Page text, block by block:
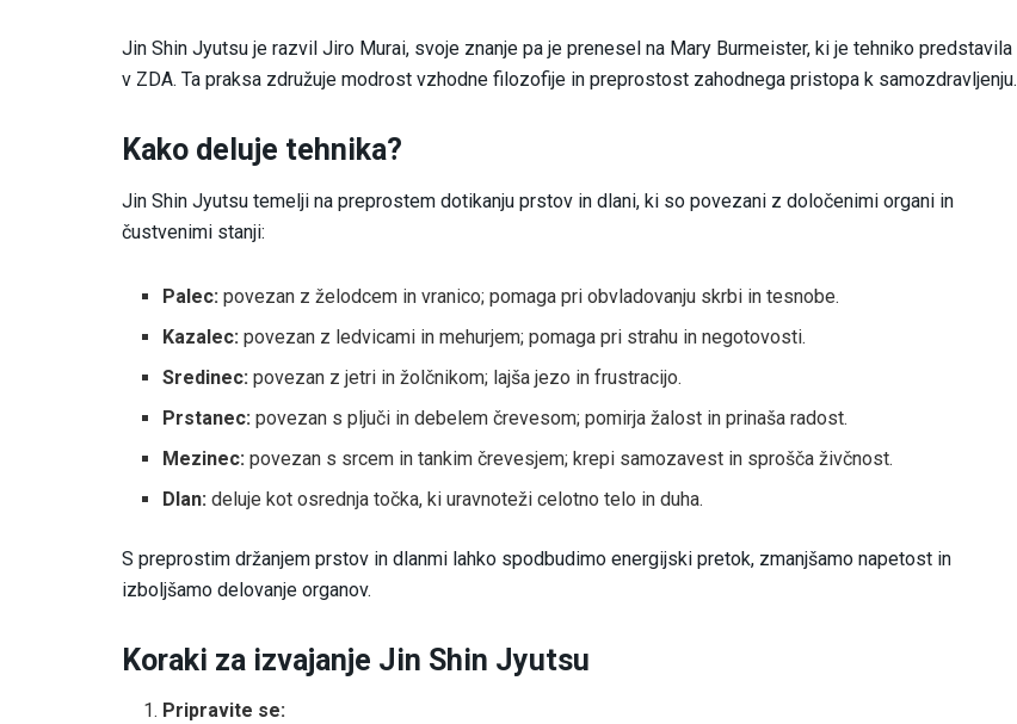
Jin Shin Jyutsu je razvil Jiro Murai, svoje znanje pa je prenesel na Mary Burmeister, ki je tehniko predstavila
v ZDA. Ta praksa združuje modrost vzhodne filozofije in preprostost zahodnega pristopa k samozdravljenju.
Kako deluje tehnika?
Jin Shin Jyutsu temelji na preprostem dotikanju prstov in dlani, ki so povezani z določenimi organi in
čustvenimi stanji:
Palec: povezan z želodcem in vranico; pomaga pri obvladovanju skrbi in tesnobe.
Kazalec: povezan z ledvicami in mehurjem; pomaga pri strahu in negotovosti.
Sredinec: povezan z jetri in žolčnikom; lajša jezo in frustracijo.
Prstanec: povezan s pljuči in debelem črevesom; pomirja žalost in prinaša radost.
Mezinec: povezan s srcem in tankim črevesjem; krepi samozavest in sprošča živčnost.
Dlan: deluje kot osrednja točka, ki uravnoteži celotno telo in duha.
S preprostim držanjem prstov in dlanmi lahko spodbudimo energijski pretok, zmanjšamo napetost in
izboljšamo delovanje organov.
Koraki za izvajanje Jin Shin Jyutsu
Pripravite se: